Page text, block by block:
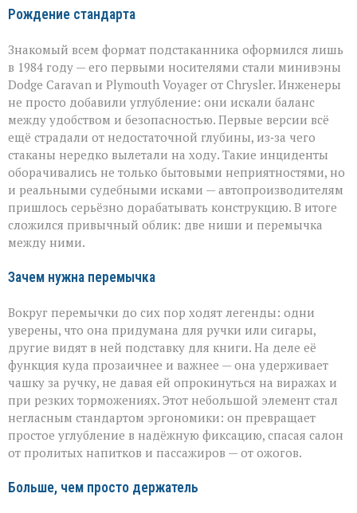
Рождение стандарта
Знакомый всем формат подстаканника оформился лишь
в 1984 году — его первыми носителями стали минивэны
Dodge Caravan и Plymouth Voyager от Chrysler. Инженеры
не просто добавили углубление: они искали баланс
между удобством и безопасностью. Первые версии всё
ещё страдали от недостаточной глубины, из‑за чего
стаканы нередко вылетали на ходу. Такие инциденты
оборачивались не только бытовыми неприятностями, но
и реальными судебными исками — автопроизводителям
пришлось серьёзно дорабатывать конструкцию. В итоге
сложился привычный облик: две ниши и перемычка
между ними.
Зачем нужна перемычка
Вокруг перемычки до сих пор ходят легенды: одни
уверены, что она придумана для ручки или сигары,
другие видят в ней подставку для книги. На деле её
функция куда прозаичнее и важнее — она удерживает
чашку за ручку, не давая ей опрокинуться на виражах и
при резких торможениях. Этот небольшой элемент стал
негласным стандартом эргономики: он превращает
простое углубление в надёжную фиксацию, спасая салон
от пролитых напитков и пассажиров — от ожогов.
Больше, чем просто держатель